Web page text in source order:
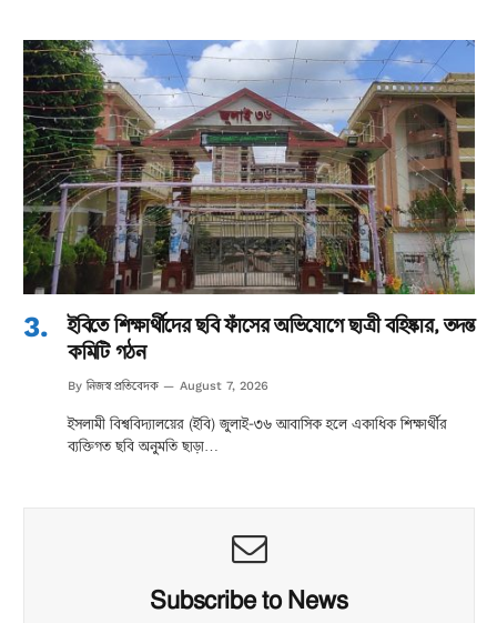
ইবিতে শিক্ষার্থীদের ছবি ফাঁসের অভিযোগে ছাত্রী বহিষ্কার, তদন্ত
কমিটি গঠন
By নিজস্ব প্রতিবেদক August 7, 2026
ইসলামী বিশ্ববিদ্যালয়ের (ইবি) জুলাই-৩৬ আবাসিক হলে একাধিক শিক্ষার্থীর
ব্যক্তিগত ছবি অনুমতি ছাড়া…
Subscribe to News